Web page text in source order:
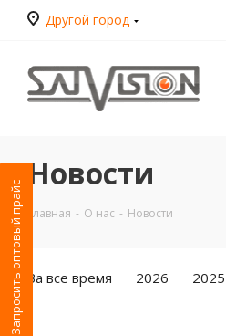
Другой город
Новости
Главная - О нас - Новости
За все время 2026 2025
Запросить оптовый прайс